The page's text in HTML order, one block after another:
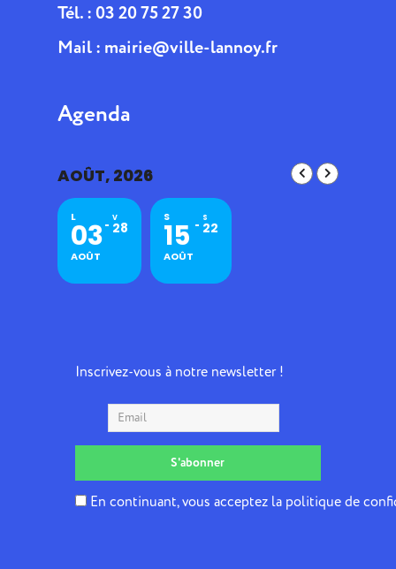
Tél. : 03 20 75 27 30
Mail : mairie@ville-lannoy.fr
Agenda
AOÛT, 2026
L
03
AOÛT
V
28
S
15
AOÛT
S
22
Inscrivez-vous à notre newsletter !
En continuant, vous acceptez la politique de